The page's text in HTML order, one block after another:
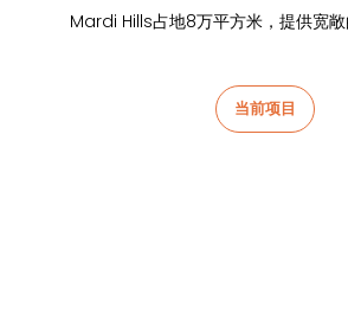
Mardi Hills占地8万平方米，提供宽敞
当前项目